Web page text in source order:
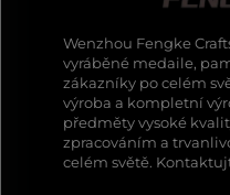
Wenzhou Fengke
vyráběné medaile,
zákazníky po celém
výroba a kompletní
předměty vysoké
zpracováním a
celém světě.